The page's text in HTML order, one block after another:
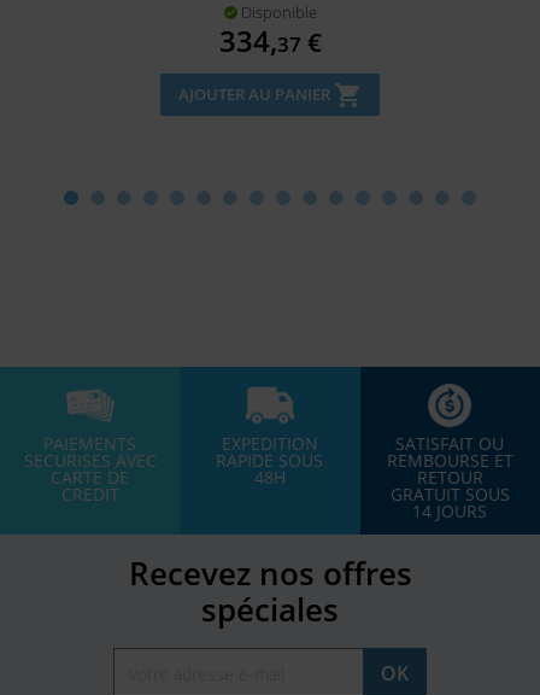
 Disponible
Prix
334,37 €
AJOUTER AU PANIER shopping_cart
PAIEMENTS
SECURISES AVEC
CARTE DE
CREDIT
EXPEDITION
RAPIDE SOUS
48H
SATISFAIT OU
REMBOURSE ET
RETOUR
GRATUIT SOUS
14 JOURS
Recevez nos offres
spéciales